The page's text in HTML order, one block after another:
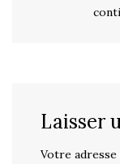
Laisser
Votre adresse